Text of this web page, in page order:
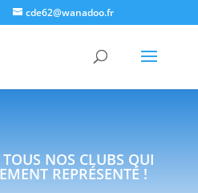
cde62@wanadoo.fr
NOS CLUBS QUI
REPRÉSENTÉ !